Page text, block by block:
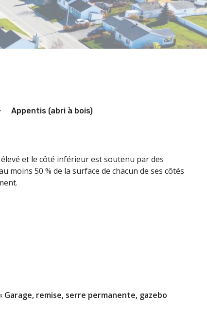
Appentis (abri à bois)
et le côté inférieur est soutenu par des
50 % de la surface de chacun de ses côtés
Garage, remise, serre permanente, gazebo